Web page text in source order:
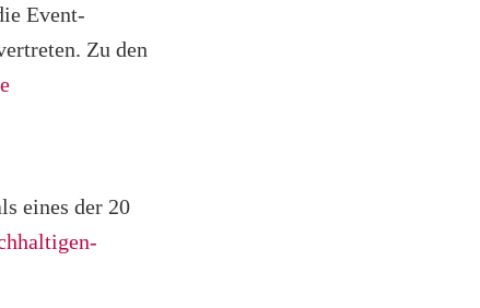
Event-
Zu den
eines der 20